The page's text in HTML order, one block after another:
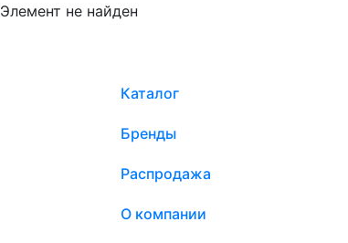
Элемент не найден
Каталог
Бренды
Распродажа
О компании